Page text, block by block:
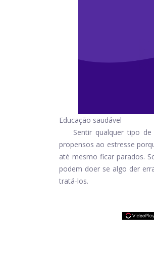
Educação saudável
Sentir qualquer tipo
propensos ao estresse
até mesmo ficar parados.
podem doer se algo der
tratá-los.